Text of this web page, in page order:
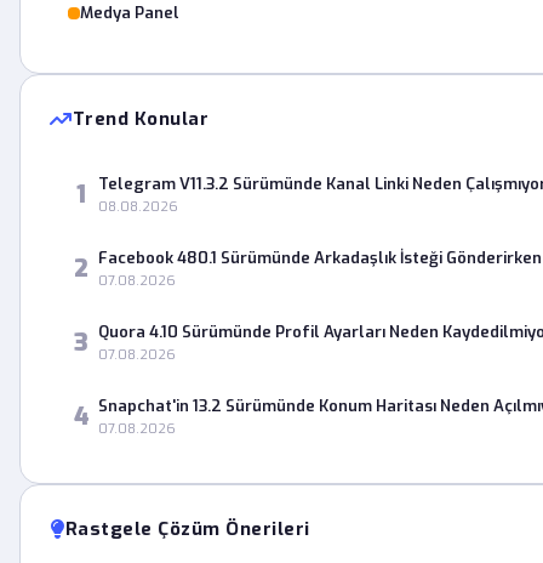
Medya Panel
Trend Konular
1 Telegram V11.3.2 Sürümünde Kanal Linki Neden
08.08.2026
2 Facebook 480.1 Sürümünde Arkadaşlık İsteği
07.08.2026
3 Quora 4.10 Sürümünde Profil Ayarları Neden
07.08.2026
4 Snapchat'in 13.2 Sürümünde Konum Haritası Neden
07.08.2026
Rastgele Çözüm Önerileri